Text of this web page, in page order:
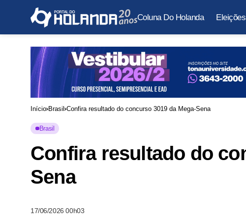
Coluna Do Holanda
Início Brasil Confira resultado do concurso 3019 da Mega-Sena
Brasil
Confira resultado do
Sena
17/06/2026 00h03